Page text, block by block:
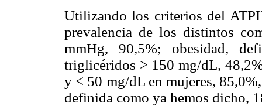
Utilizando los criterios del
prevalencia de los distintos
mmHg, 90,5%; obesidad,
triglicéridos > 150 mg/dL,
y < 50 mg/dL en mujeres,
definida como ya hemos dicho,